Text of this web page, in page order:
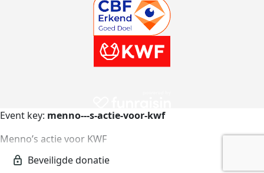
Event key: menno---s-actie-voor-kwf
Menno’s actie voor KWF
menno---s-actie-voor-kwf